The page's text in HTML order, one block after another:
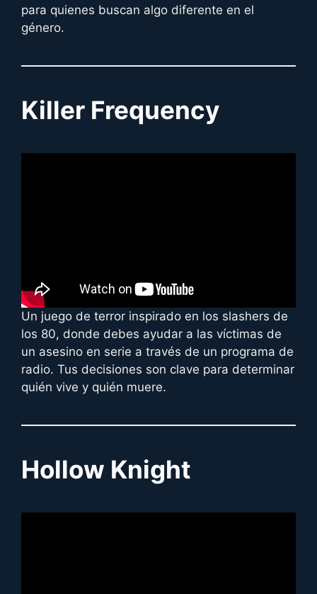
para quienes buscan algo diferente en el
género.
Killer Frequency
Un juego de terror inspirado en los slashers de
los 80, donde debes ayudar a las víctimas de
un asesino en serie a través de un programa de
radio. Tus decisiones son clave para determinar
quién vive y quién muere.
Hollow Knight